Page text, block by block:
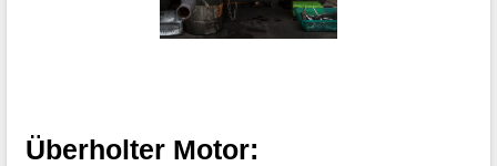
Überholter Motor: